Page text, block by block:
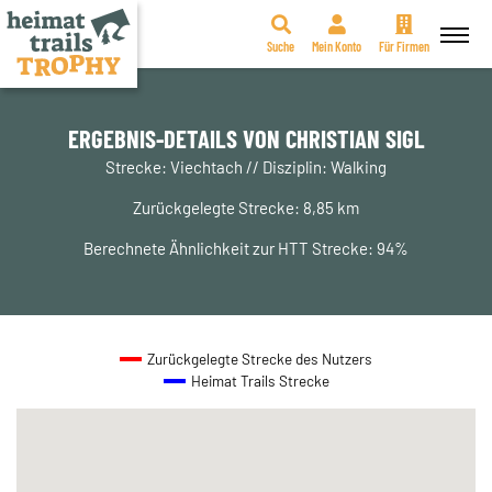
Zum
Suche Mein Konto Für Firmen
ERGEBNIS-DETAILS VON CHRISTIAN SIGL
Strecke: Viechtach // Disziplin: Walking
Zurückgelegte Strecke: 8,85 km
Berechnete Ähnlichkeit zur HTT Strecke: 94%
Zurückgelegte Strecke des Nutzers
Heimat Trails Strecke